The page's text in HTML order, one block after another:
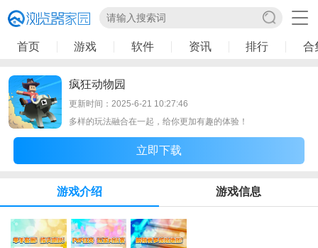
首页 游戏 软件 资讯 排行 合
疯狂动物园
更新时间：2025-6-21 10:27:46
多样的玩法融合在一起，给你更加有趣的体验！
立即下载
游戏介绍 游戏信息